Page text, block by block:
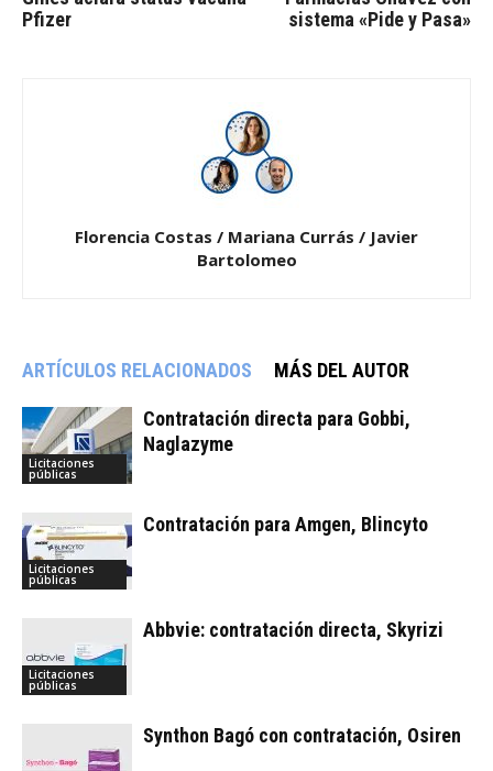
Pfizer
sistema «Pide y Pasa»
Florencia Costas / Mariana Currás / Javier
Bartolomeo
ARTÍCULOS RELACIONADOS MÁS DEL AUTOR
Licitaciones
públicas
Contratación directa para Gobbi,
Naglazyme
Licitaciones
públicas
Contratación para Amgen, Blincyto
Licitaciones
públicas
Abbvie: contratación directa, Skyrizi
Synthon Bagó con contratación, Osiren